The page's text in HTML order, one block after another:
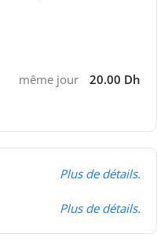
même jour 20.00 Dh
Plus de détails.
Plus de détails.